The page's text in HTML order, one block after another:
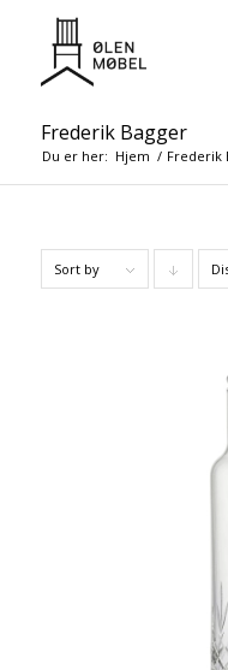
Frederik Bagger
Du er her: Hjem / Frederik
Sort by